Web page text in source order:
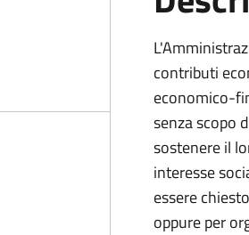
contributi
economico-
senza scopo
sostenere il
interesse
essere
oppure per